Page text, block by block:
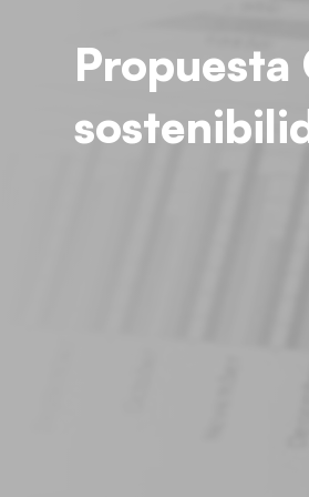
Propuesta